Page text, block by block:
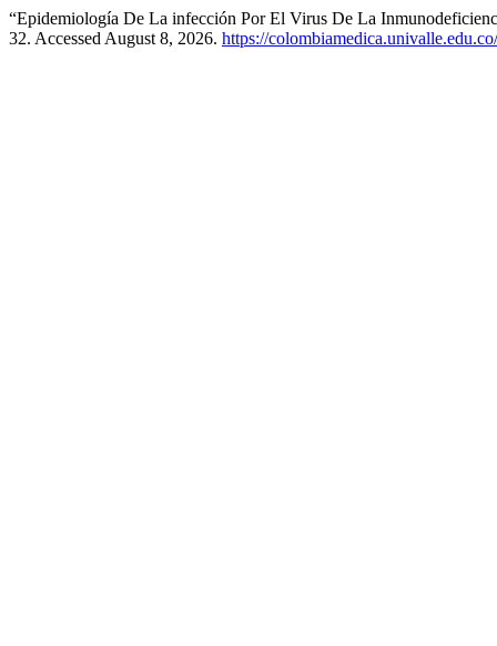
“Epidemiología De La infección Por El Virus De La
32. Accessed August 8, 2026. https://